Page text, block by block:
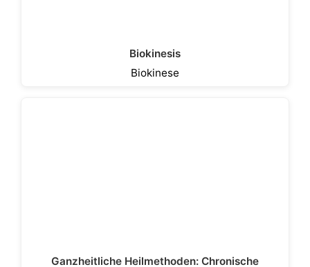
Biokinesis
Biokinese
Ganzheitliche Heilmethoden: Chronische